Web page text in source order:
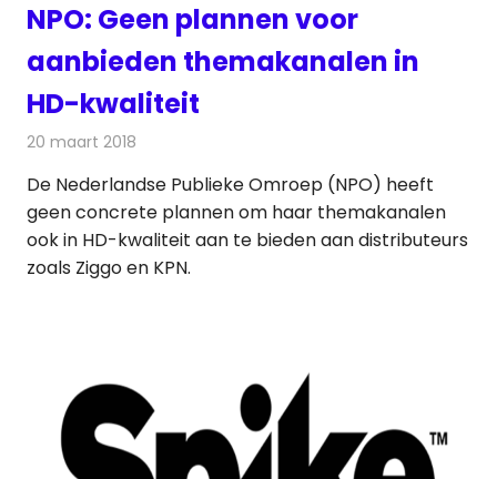
NPO: Geen plannen voor
aanbieden themakanalen in
HD-kwaliteit
20 maart 2018
De Nederlandse Publieke Omroep (NPO) heeft
geen concrete plannen om haar themakanalen
ook in HD-kwaliteit aan te bieden aan distributeurs
zoals Ziggo en KPN.